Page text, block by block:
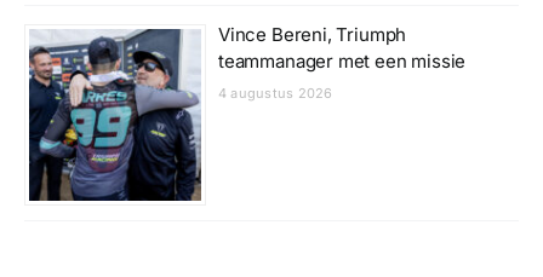
Vince Bereni, Triumph
teammanager met een missie
4 augustus 2026